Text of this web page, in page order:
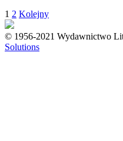
1 2 Kolejny
© 1956-2021 Wydawnictwo
Solutions